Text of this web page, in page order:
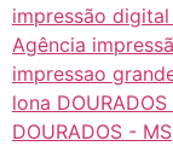
impressão
Agência
impressao
lona
DOURADOS - MS